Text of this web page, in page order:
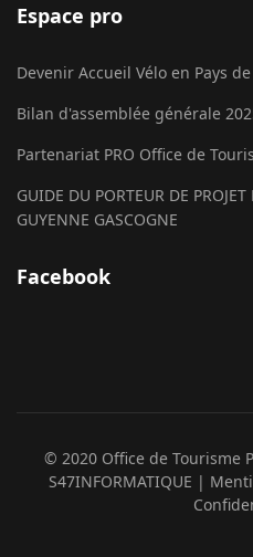
Espace pro
Devenir Accueil Vélo en Pays
Bilan d'assemblée générale
Partenariat PRO Office de
GUIDE DU PORTEUR DE
GUYENNE GASCOGNE
Facebook
© 2020 Office de Tourisme
S47INFORMATIQUE |